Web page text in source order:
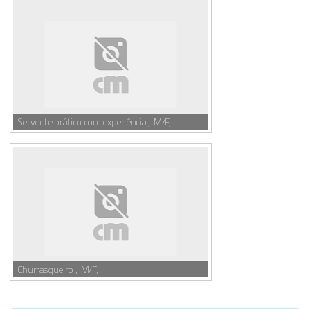
Servente prático com experiência , M/F,
Churrasqueiro , M/F,